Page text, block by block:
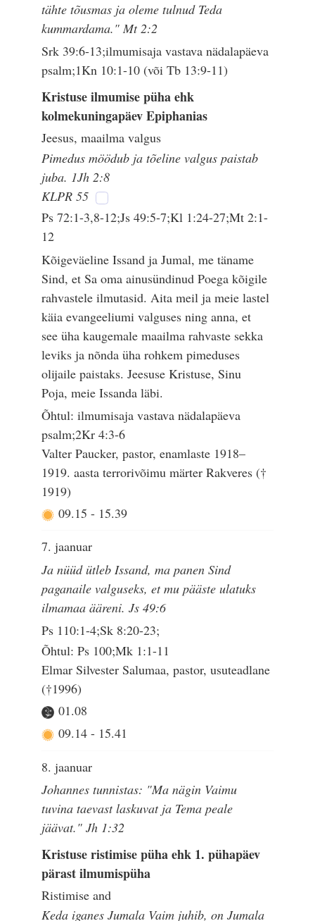
tähte tõusmas ja oleme tulnud Teda
kummardama." Mt 2:2
Srk 39:6-13;ilmumisaja vastava nädalapäeva
psalm;1Kn 10:1-10 (või Tb 13:9-11)
Kristuse ilmumise püha ehk
kolmekuningapäev Epiphanias
Jeesus, maailma valgus
Pimedus möödub ja tõeline valgus paistab
juba. 1Jh 2:8
KLPR 55
Ps 72:1-3,8-12;Js 49:5-7;Kl 1:24-27;Mt 2:1-
12
Kõigeväeline Issand ja Jumal, me täname
Sind, et Sa oma ainusündinud Poega kõigile
rahvastele ilmutasid. Aita meil ja meie lastel
käia evangeeliumi valguses ning anna, et
see üha kaugemale maailma rahvaste sekka
leviks ja nõnda üha rohkem pimeduses
olijaile paistaks. Jeesuse Kristuse, Sinu
Poja, meie Issanda läbi.
Õhtul: ilmumisaja vastava nädalapäeva
psalm;2Kr 4:3-6
Valter Paucker, pastor, enamlaste 1918–
1919. aasta terrorivõimu märter Rakveres (†
1919)
09.15 - 15.39
7. jaanuar
Ja nüüd ütleb Issand, ma panen Sind
paganaile valguseks, et mu pääste ulatuks
ilmamaa ääreni. Js 49:6
Ps 110:1-4;Sk 8:20-23;
Õhtul: Ps 100;Mk 1:1-11
Elmar Silvester Salumaa, pastor, usuteadlane
(†1996)
01.08
09.14 - 15.41
8. jaanuar
Johannes tunnistas: "Ma nägin Vaimu
tuvina taevast laskuvat ja Tema peale
jäävat." Jh 1:32
Kristuse ristimise püha ehk 1. pühapäev
pärast ilmumispüha
Ristimise and
Keda iganes Jumala Vaim juhib, on Jumala